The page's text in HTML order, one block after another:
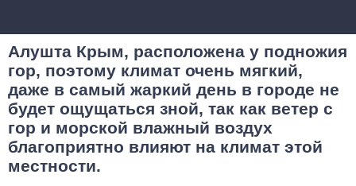
Алушта Крым, расположена у подножия
гор, поэтому климат очень мягкий,
даже в самый жаркий день в городе не
будет ощущаться зной, так как ветер с
гор и морской влажный воздух
благоприятно влияют на климат этой
местности.